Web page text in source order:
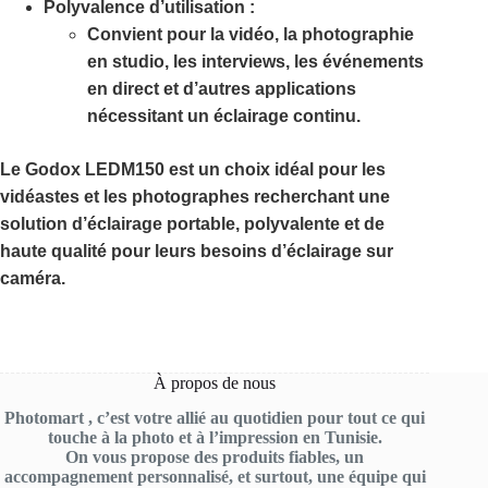
Polyvalence d’utilisation :
Convient pour la vidéo, la photographie
en studio, les interviews, les événements
en direct et d’autres applications
nécessitant un éclairage continu.
Le Godox LEDM150 est un choix idéal pour les
vidéastes et les photographes recherchant une
solution d’éclairage portable, polyvalente et de
haute qualité pour leurs besoins d’éclairage sur
caméra.
À propos de nous
Photomart , c’est votre allié au quotidien pour tout ce qui
touche à la photo et à l’impression en Tunisie.
On vous propose des produits fiables, un
accompagnement personnalisé, et surtout, une équipe qui